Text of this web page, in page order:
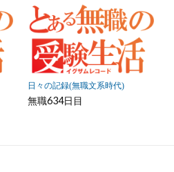
日々の記録(無職文系時代)
無職634日目